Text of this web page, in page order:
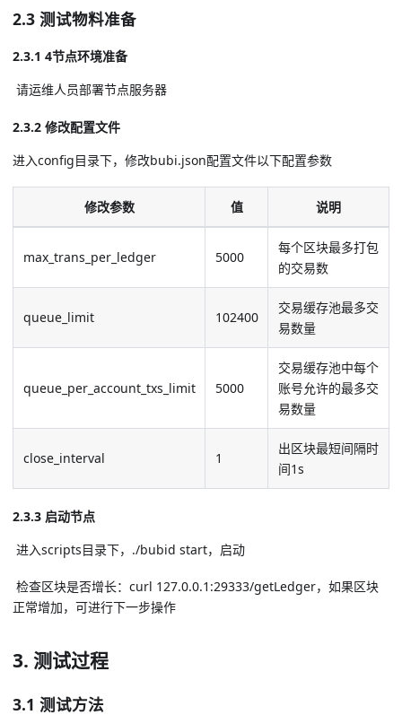
2.3 测试物料准备
2.3.1 4节点环境准备
​ 请运维人员部署节点服务器
2.3.2 修改配置文件
进入config目录下，修改bubi.json配置文件以下配置参数
修改参数 值 说明
max_trans_per_ledger 5000
每个区块最多打包
的交易数
queue_limit 102400
交易缓存池最多交
易数量
queue_per_account_txs_limit 5000
交易缓存池中每个
账号允许的最多交
易数量
close_interval 1
出区块最短间隔时
间1s
2.3.3 启动节点
​ 进入scripts目录下，./bubid start，启动
​ 检查区块是否增长：curl 127.0.0.1:29333/getLedger，如果区块
正常增加，可进行下一步操作
3. 测试过程
3.1 测试方法